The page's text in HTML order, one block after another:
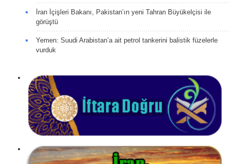
İran İçişleri Bakanı, Pakistan’ın yeni Tahran Büyükelçisi ile
görüştü
Yemen: Suudi Arabistan’a ait petrol tankerini balistik füzelerle
vurduk